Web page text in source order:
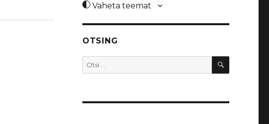
Vaheta teemat
OTSING
Otsi: OTSI